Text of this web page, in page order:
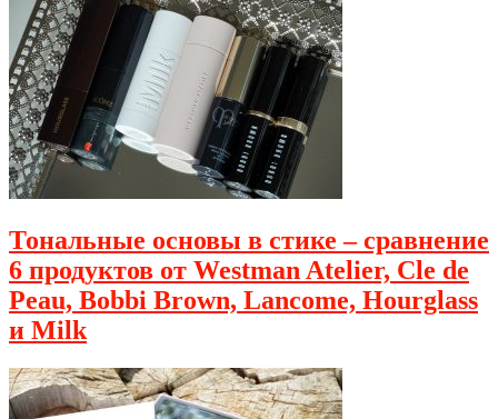
Тональные основы в стике – сравнение
6 продуктов от Westman Atelier, Cle de
Peau, Bobbi Brown, Lancome, Hourglass
и Milk